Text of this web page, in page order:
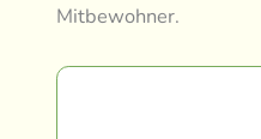
Mitbewohner.